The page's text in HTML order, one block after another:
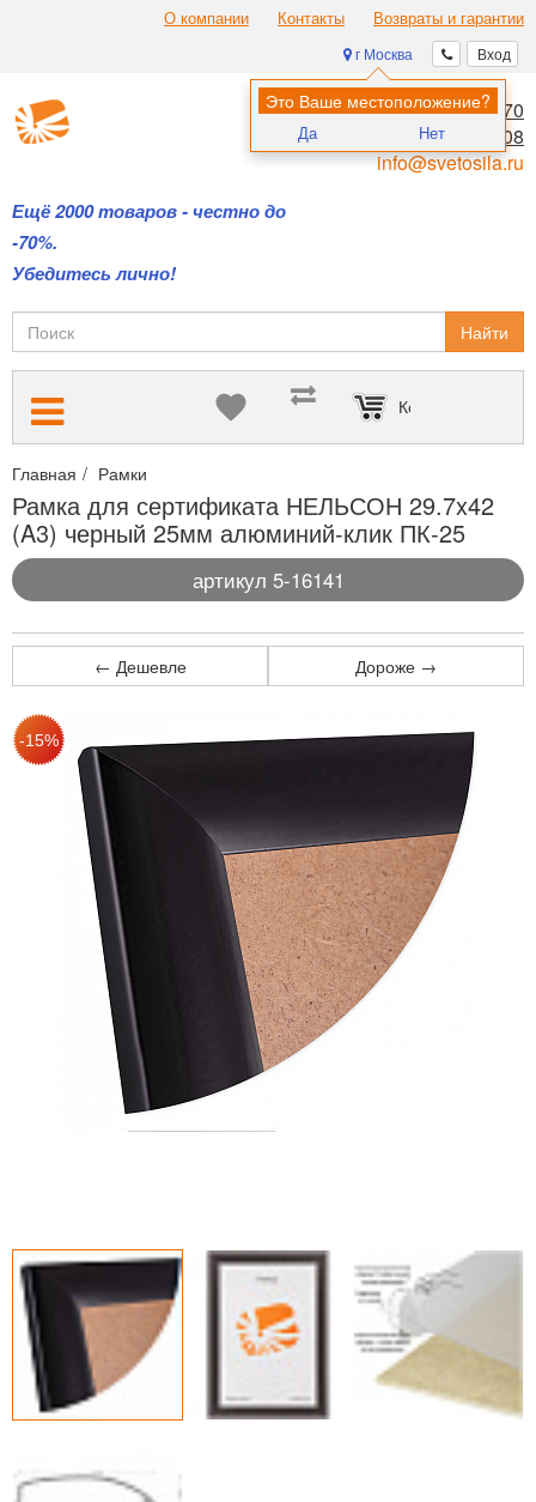
О компании Контакты Возвраты и гарантии
Вход
г Москва
Это Ваше местоположение?
Да Нет
Ещё 2000 товаров - честно до
-70%.
Убедитесь лично!
8 (495) 970-00-70
8 (800) 700-11-08
info@svetosila.ru
Найти
Корзина пуста
Главная Рамки
Рамка для сертификата НЕЛЬСОН 29.7x42
(A3) черный 25мм алюминий-клик ПК-25
артикул 5-16141
← Дешевле Дороже →